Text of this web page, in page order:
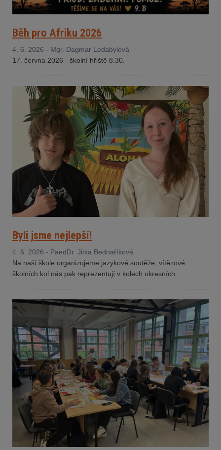
Běh pro Afriku 2026
4. 6. 2026 - Mgr. Dagmar Ledabylová
17. června 2026 - školní hřiště 8.30.
Byli jsme nejlepší!
4. 6. 2026 - PaedDr. Jitka Bednaříková
Na naší škole organizujeme jazykové soutěže, vítězové
školních kol nás pak reprezentují v kolech okresních.